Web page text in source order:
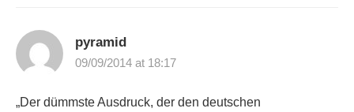
pyramid
09/09/2014 at 18:17
„Der dümmste Ausdruck, der den deutschen